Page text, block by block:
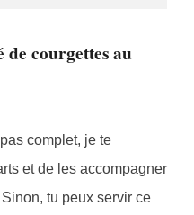
courgettes au
complet, je te
et de les accompagner
tu peux servir ce